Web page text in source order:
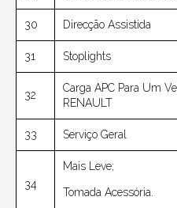
30 Direcção Assistida
31 Stoplights
32
Carga APC Para Um
RENAULT
33 Serviço Geral
34
Mais Leve;
Tomada Acessória.